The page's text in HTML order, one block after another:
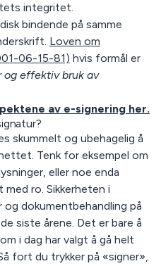
integritet.
bindende på samme
Loven om
06-15-81) hvis formål er
og effektiv bruk av
av e-signering her.
skummelt og ubehagelig å
Tenk for eksempel om
eller noe enda
ro. Sikkerheten i
dokumentbehandling på
siste årene. Det er bare å
i dag har valgt å gå helt
fort du trykker på «signer»,